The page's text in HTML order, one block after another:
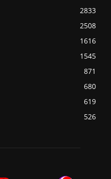
2833
2508
1616
1545
871
680
619
526